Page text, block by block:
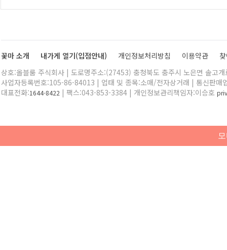
꽃마 소개 내가게 열기(입점안내) 개인정보처리방침 이용약관
상호:올블룸 주식회사 | 도로명주소:(27453) 충청북도 충주시 노은면 솔고
사업자등록번호:105-86-84013 | 업태 및 종목:소매/전자상거래 | 통신판매
대표전화:1644-8422 | 팩스:043-853-3384 | 개인정보관리책임자:이승호